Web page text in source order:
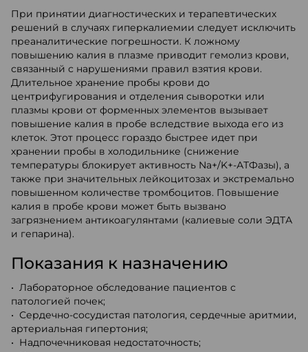
При принятии диагностических и терапевтических
решений в случаях гиперкалиемии следует исключить
преаналитические погрешности. К ложному
повышению калия в плазме приводит гемолиз крови,
связанный с нарушениями правил взятия крови.
Длительное хранение пробы крови до
центрифугирования и отделения сыворотки или
плазмы крови от форменных элементов вызывает
повышение калия в пробе вследствие выхода его из
клеток. Этот процесс гораздо быстрее идет при
хранении пробы в холодильнике (снижение
температуры блокирует активность Na+/K+-АТФазы), а
также при значительных лейкоцитозах и экстремально
повышенном количестве тромбоцитов. Повышение
калия в пробе крови может быть вызвано
загрязнением антикоагулянтами (калиевые соли ЭДТА
и гепарина).
Показания к назначению
• Лабораторное обследование пациентов с
патологией почек;
• Сердечно-сосудистая патология, сердечные аритмии,
артериальная гипертония;
• Надпочечниковая недостаточность;